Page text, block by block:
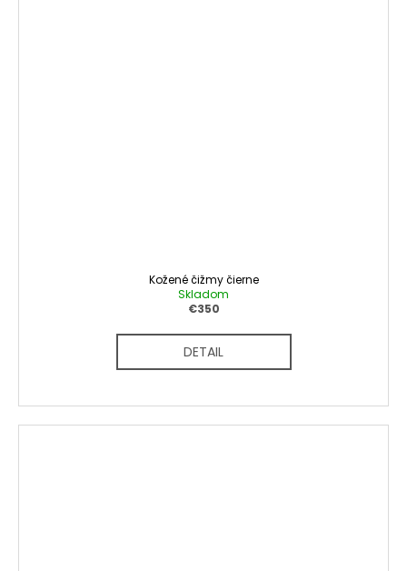
Kožené čižmy čierne
Skladom
€350
DETAIL